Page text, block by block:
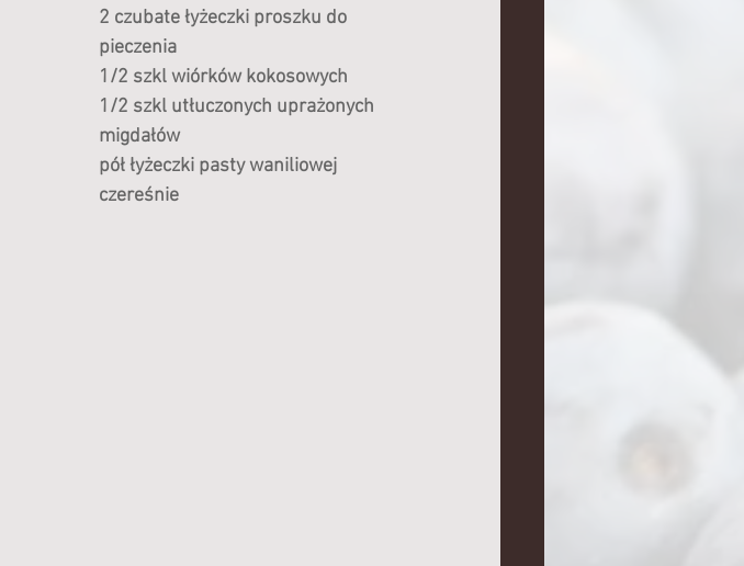
2 czubate łyżeczki proszku do
pieczenia
1/2 szkl wiórków kokosowych
1/2 szkl utłuczonych uprażonych
migdałów
pół łyżeczki pasty waniliowej
czereśnie